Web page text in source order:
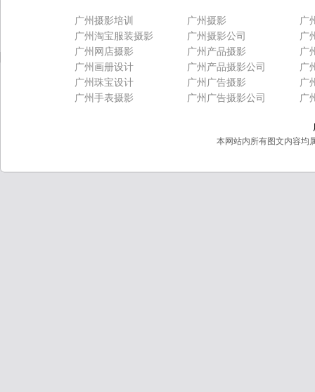
广州摄影培训 广州摄影
广
广州淘宝服装摄影
广州摄影公司
广
广州网店摄影
广州产品摄影
广
广州画册设计
广州产品摄影公司
广
广州珠宝设计
广州广告摄影
广
广州手表摄影
广州广告摄影公司 广
本网站内所有图文内容